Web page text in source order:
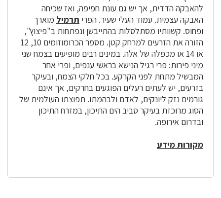
להאבקה הדדית, אך יש גם עונת חפיפה, ואז שכיחה
האבקה עצמית. עמוד העלי שעיר. הפרי תרמיל מוארך
ופחוס. קשוותיו מסתלסלות בהתייבשן ונפתחות ב"פיצוץ",
הזורה את הזרעים למרחק קטן. מספר הכרומוזומים 10, 12
או 14 או מכפלה של אלה. במינים רבים מופיעים בצמח שני
מיני פירות: פרי רגיל הנישא בראשי ענפים, ופרי אחר
המבשיל מתחת לפני הקרקע. בכל חלקי הצמח, ובעיקר
בזרעים, יש לעתים רעלים הפוגעים בחרקים, אך אינם
גורמים נזק ליונקים, לאדם ולבהמתו. תפוצתו העולמית של
הסוג מרוכזת בעיקר סביב הים התיכון, במזרח התיכון
ובדרום אירופה.
מקורות מידע